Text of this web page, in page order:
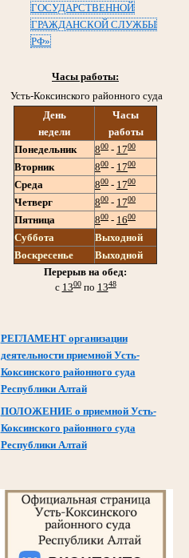
ГОСУДАРСТВЕННОЙ
ГРАЖДАНСКОЙ СЛУЖБЫ
РФ»
Часы работы:
Усть-Коксинского районного суда
День
недели
Часы
работы
Понедельник
800 - 1700
Вторник 800 - 1700
Среда 800 - 1700
Четверг 800 - 1700
Пятница 800 - 1600
Суббота
Выходной
Воскресенье
Выходной
Перерыв на обед:
с 1300по 1348
РЕГЛАМЕНТ организации
деятельности приемной Усть-
Коксинского районного суда
Республики Алтай
ПОЛОЖЕНИЕ о приемной Усть-
Коксинского районного суда
Республики Алтай